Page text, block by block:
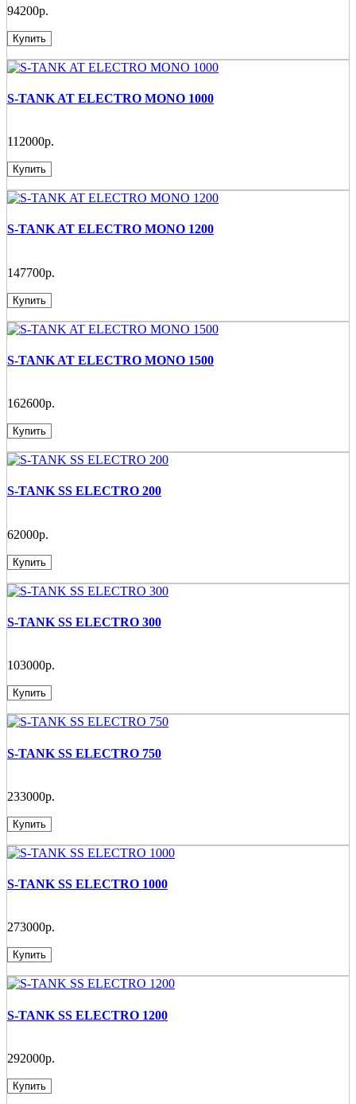
94200р.
Купить
S-TANK AT ELECTRO MONO 1000
112000р.
Купить
S-TANK AT ELECTRO MONO 1200
147700р.
Купить
S-TANK AT ELECTRO MONO 1500
162600р.
Купить
S-TANK SS ELECTRO 200
62000р.
Купить
S-TANK SS ELECTRO 300
103000р.
Купить
S-TANK SS ELECTRO 750
233000р.
Купить
S-TANK SS ELECTRO 1000
273000р.
Купить
S-TANK SS ELECTRO 1200
292000р.
Купить